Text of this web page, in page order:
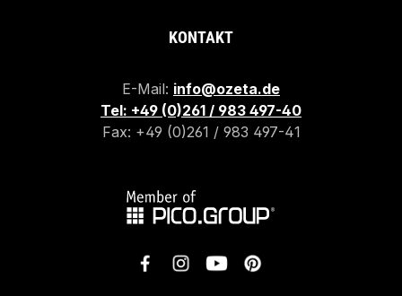
KONTAKT
E-Mail: info@ozeta.de
Tel: +49 (0)261 / 983 497-40
Fax: +49 (0)261 / 983 497-41